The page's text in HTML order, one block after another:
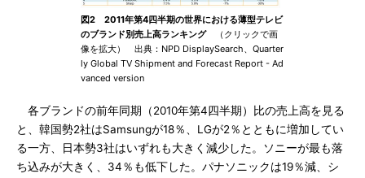
図2 2011年第4四半期の世界における薄型テレビ
のブランド別売上高ランキング（クリックで画
像を拡大） 出典：NPD DisplaySearch、Quarter
ly Global TV Shipment and Forecast Report - Ad
vanced version
各ブランドの前年同期（2010年第4四半期）比の売上高を見る
と、韓国勢2社はSamsungが18％、LGが2％とともに増加してい
る一方、日本勢3社はいずれも大きく減少した。ソニーが最も落
ち込みが大きく、34％も低下した。パナソニックは19％減、シ